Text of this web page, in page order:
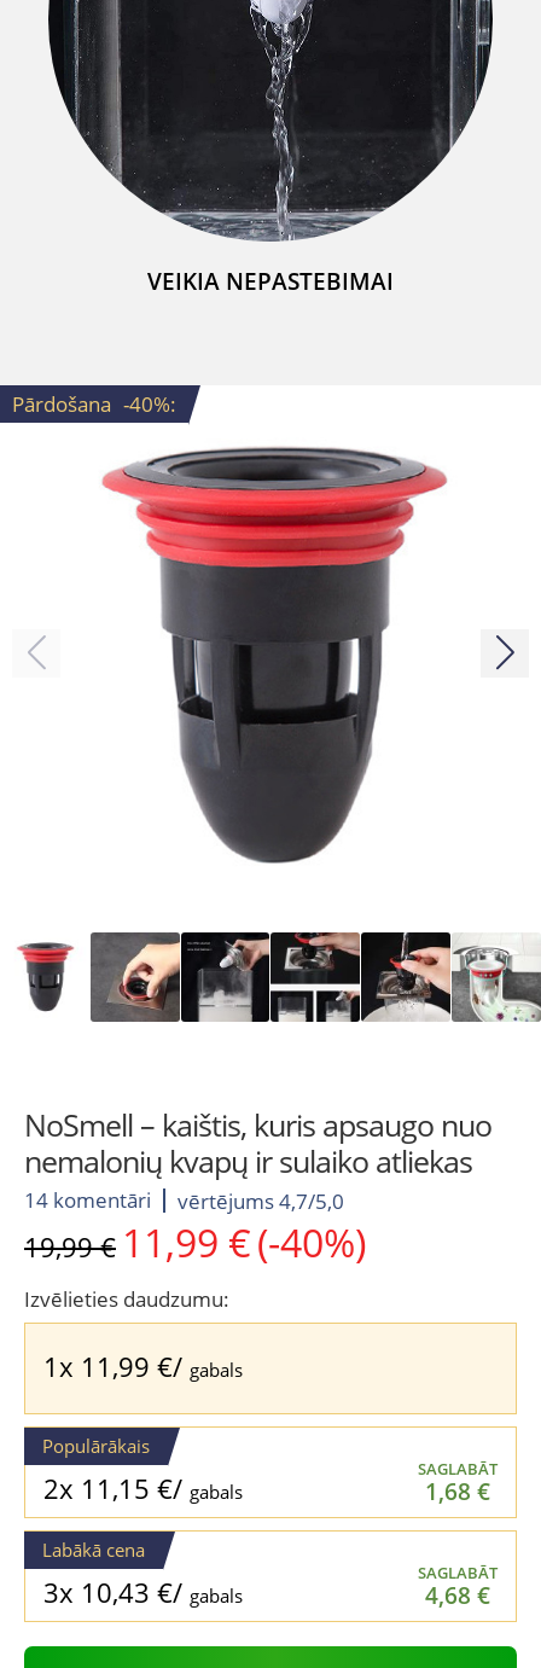
VEIKIA NEPASTEBIMAI
Pārdošana -40%:
NoSmell – kaištis, kuris apsaugo nuo
nemalonių kvapų ir sulaiko atliekas
14 komentāri vērtējums 4,7/5,0
19,99€ Original
price
was:
19,99 €.
11,99 € Current
price
11,99 €.
(-40%)
Izvēlieties daudzumu:
1x 11,99 €/ gabals
Populārākais
2x 11,15 €/ gabals
SAGLABĀT
1,68 €
Labākā cena
3x 10,43 €/ gabals
SAGLABĀT
4,68 €